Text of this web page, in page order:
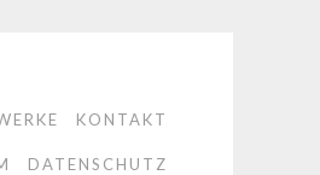
KONTAKT
DATENSCHUTZ